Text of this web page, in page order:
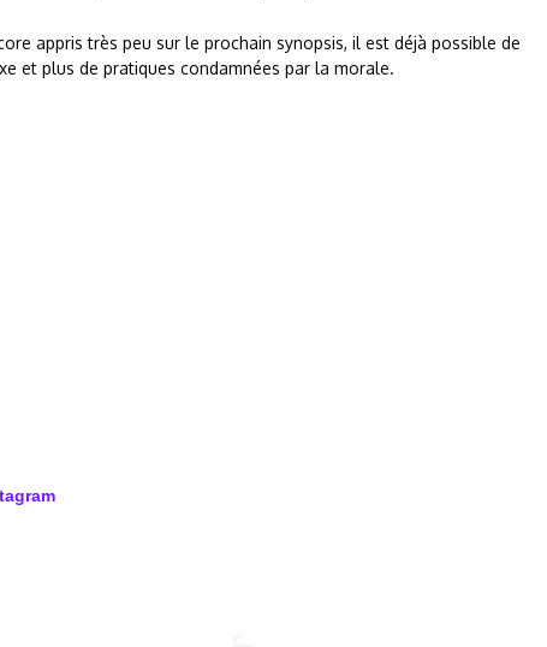
appris très peu sur le prochain synopsis, il est déjà possible de
et plus de pratiques condamnées par la morale.